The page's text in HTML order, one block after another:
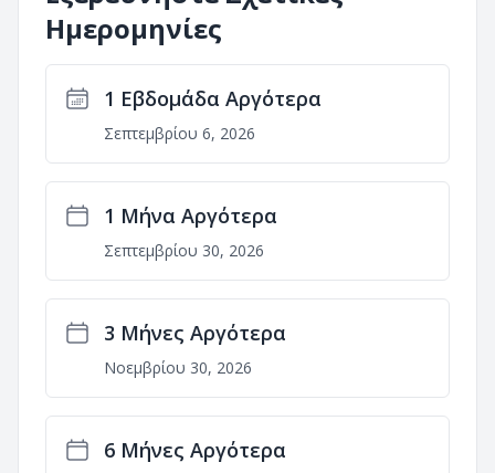
Ημερομηνίες
1 Εβδομάδα Αργότερα
Σεπτεμβρίου 6, 2026
1 Μήνα Αργότερα
Σεπτεμβρίου 30, 2026
3 Μήνες Αργότερα
Νοεμβρίου 30, 2026
6 Μήνες Αργότερα